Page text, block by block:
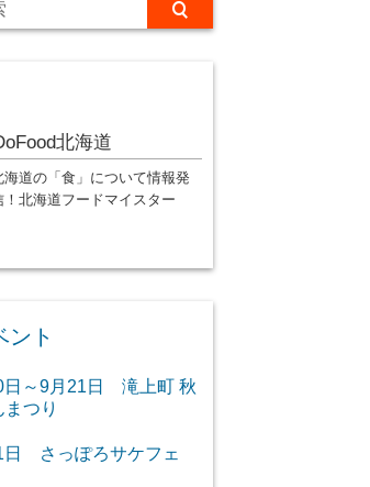
北海道
海道の「食」について情報発
！北海道フードマイスター
ント
日～9月21日 滝上町 秋
つり
日 さっぽろサケフェ